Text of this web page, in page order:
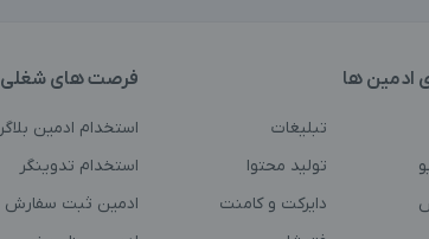
ادمین ها
تبلیغات
تولید محتوا
دایرکت و کامنت
فرصت های شغلی
استخدام ادمین بلاگر
استخدام تدوینگر
ادمین ثبت سفارش